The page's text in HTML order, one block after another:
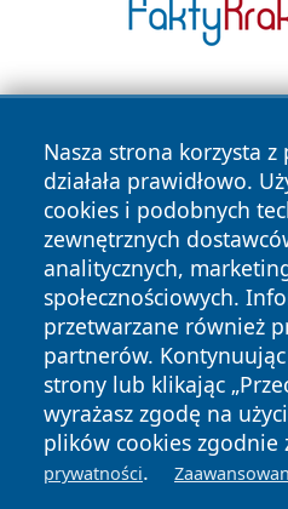
Nasza strona korzysta
działała prawidłowo.
cookies i podobnych
zewnętrznych
analitycznych,
społecznościowych.
przetwarzane również
partnerów.
strony lub klikając
wyrażasz zgodę na
plików cookies zgodnie
prywatności.
Copyright © 2026 e-
zastrzeżone.
News Autorzy
Polityka